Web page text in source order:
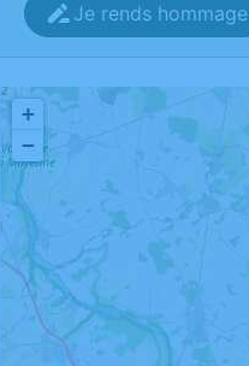
Je rends hommage
+
−